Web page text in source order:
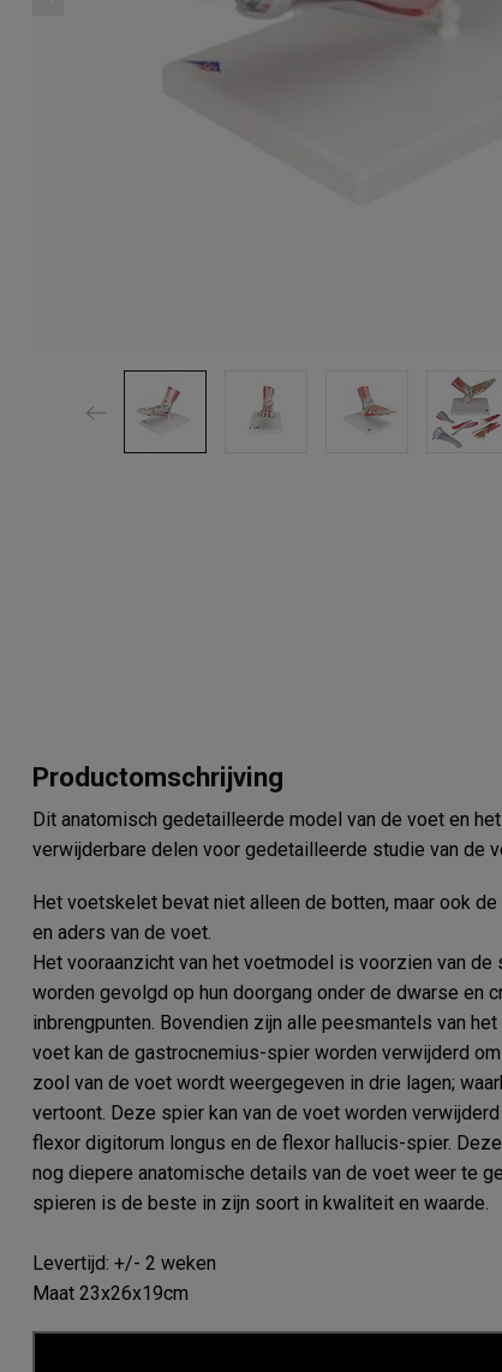
Productomschrijving
Dit anatomisch gedetailleerde model van de voet en
verwijderbare delen voor gedetailleerde studie van de
Het voetskelet bevat niet alleen de botten, maar ook
en aders van de voet.
Het vooraanzicht van het voetmodel is voorzien van
worden gevolgd op hun doorgang onder de dwarse en
inbrengpunten. Bovendien zijn alle peesmantels van
voet kan de gastrocnemius-spier worden verwijderd
zool van de voet wordt weergegeven in drie lagen;
vertoont. Deze spier kan van de voet worden
flexor digitorum longus en de flexor hallucis-spier.
nog diepere anatomische details van de voet weer te
spieren is de beste in zijn soort in kwaliteit en waarde.
Levertijd: +/- 2 weken
Maat 23x26x19cm